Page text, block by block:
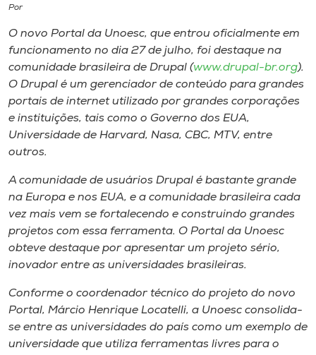
Cultura
CPA
Biblioteca
Editora
Rádio
Museu
Unoesc
Selecione
Por
O novo Portal da Unoesc, que entrou oficialmente em
funcionamento no dia 27 de julho, foi destaque na
comunidade brasileira de Drupal (www.drupal-br.org).
O Drupal é um gerenciador de conteúdo para grandes
portais de internet utilizado por grandes corporações
e instituições, tais como o Governo dos EUA,
Universidade de Harvard, Nasa, CBC, MTV, entre
outros.
A comunidade de usuários Drupal é bastante grande
na Europa e nos EUA, e a comunidade brasileira cada
vez mais vem se fortalecendo e construindo grandes
projetos com essa ferramenta. O Portal da Unoesc
obteve destaque por apresentar um projeto sério,
inovador entre as universidades brasileiras.
Conforme o coordenador técnico do projeto do novo
Portal, Márcio Henrique Locatelli, a Unoesc consolida-
se entre as universidades do país como um exemplo de
universidade que utiliza ferramentas livres para o